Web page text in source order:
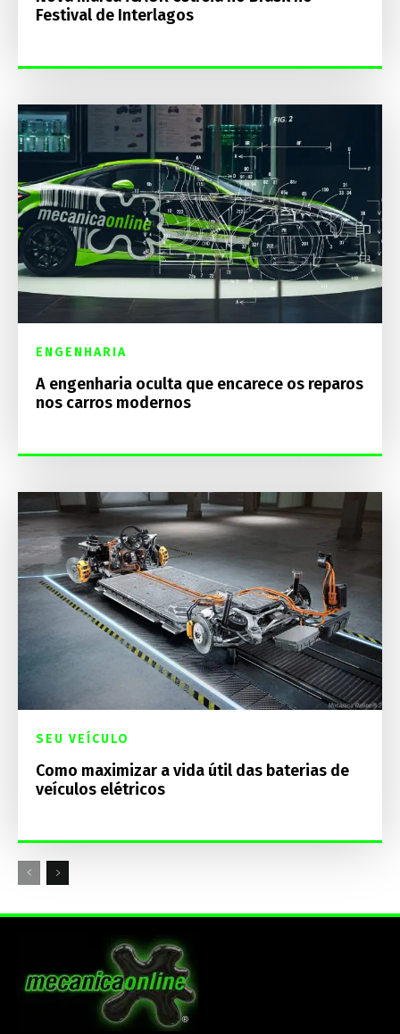
Festival de Interlagos
ENGENHARIA
A engenharia oculta que encarece os reparos
nos carros modernos
SEU VEÍCULO
Como maximizar a vida útil das baterias de
veículos elétricos